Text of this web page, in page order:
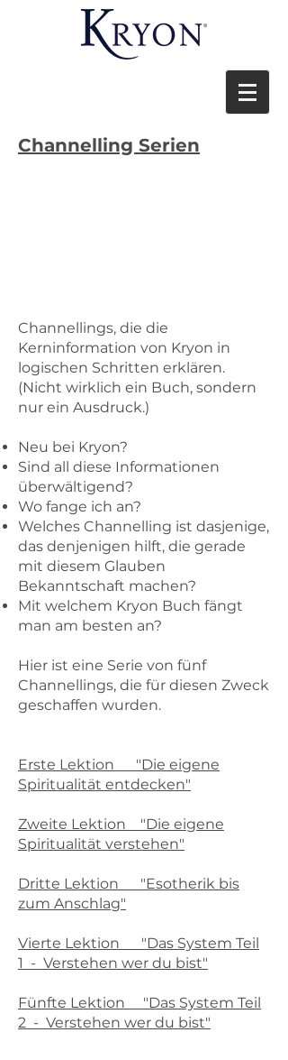
Channelling Serien
Channellings, die die
Kerninformation von Kryon in
logischen Schritten erklären.
(Nicht wirklich ein Buch, sondern
nur ein Ausdruck.)
Neu bei Kryon?
Sind all diese Informationen
überwältigend?
Wo fange ich an?
Welches Channelling ist dasjenige,
das denjenigen hilft, die gerade
mit diesem Glauben
Bekanntschaft machen?
Mit welchem Kryon Buch fängt
man am besten an?
Hier ist eine Serie von fünf
Channellings, die für diesen Zweck
geschaffen wurden.
Erste Lektion "Die eigene
Spiritualität entdecken"
Zweite Lektion "Die eigene
Spiritualität verstehen"
Dritte Lektion "Esotherik bis
zum Anschlag"
Vierte Lektion "Das System Teil
1 - Verstehen wer du bist"
Fünfte Lektion "Das System Teil
2 - Verstehen wer du bist"